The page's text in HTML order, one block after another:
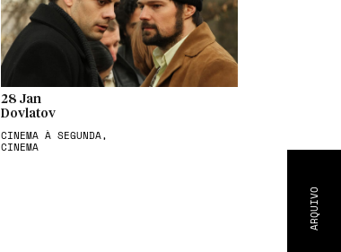
ARQUIVO
28 Jan
Dovlatov
CINEMA À SEGUNDA,
CINEMA